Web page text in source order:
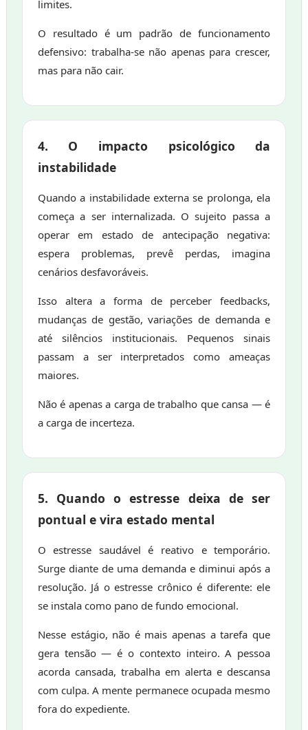
limites.
O resultado é um padrão de funcionamento
defensivo: trabalha-se não apenas para crescer,
mas para não cair.
4. O impacto psicológico da
instabilidade
Quando a instabilidade externa se prolonga, ela
começa a ser internalizada. O sujeito passa a
operar em estado de antecipação negativa:
espera problemas, prevê perdas, imagina
cenários desfavoráveis.
Isso altera a forma de perceber feedbacks,
mudanças de gestão, variações de demanda e
até silêncios institucionais. Pequenos sinais
passam a ser interpretados como ameaças
maiores.
Não é apenas a carga de trabalho que cansa — é
a carga de incerteza.
5. Quando o estresse deixa de ser
pontual e vira estado mental
O estresse saudável é reativo e temporário.
Surge diante de uma demanda e diminui após a
resolução. Já o estresse crônico é diferente: ele
se instala como pano de fundo emocional.
Nesse estágio, não é mais apenas a tarefa que
gera tensão — é o contexto inteiro. A pessoa
acorda cansada, trabalha em alerta e descansa
com culpa. A mente permanece ocupada mesmo
fora do expediente.